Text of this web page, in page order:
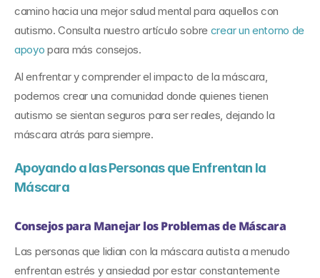
camino hacia una mejor salud mental para aquellos con
autismo. Consulta nuestro artículo sobre crear un entorno de
apoyo para más consejos.
Al enfrentar y comprender el impacto de la máscara,
podemos crear una comunidad donde quienes tienen
autismo se sientan seguros para ser reales, dejando la
máscara atrás para siempre.
Apoyando a las Personas que Enfrentan la
Máscara
Consejos para Manejar los Problemas de Máscara
Las personas que lidian con la máscara autista a menudo
enfrentan estrés y ansiedad por estar constantemente